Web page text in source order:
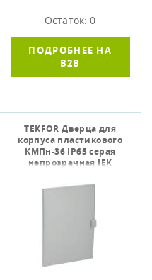
Остаток: 0
ПОДРОБНЕЕ НА
B2B
TEKFOR Дверца для
корпуса пластикового
КМПн-36 IP65 серая
непрозрачная IEK